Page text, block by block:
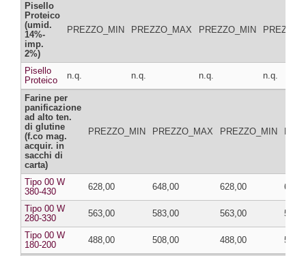
Pisello
Proteico
(umid.
14%-
imp.
2%)
PREZZO_MIN PREZZO_MAX PREZZO_MIN
Pisello
Proteico
n.q. n.q. n.q. n.q.
Farine per
panificazione
ad alto ten.
di glutine
(f.co mag.
acquir. in
sacchi di
carta)
PREZZO_MIN PREZZO_MAX PREZZO_MIN
Tipo 00 W
380-430
628,00 648,00 628,00
Tipo 00 W
280-330
563,00 583,00 563,00
Tipo 00 W
180-200
488,00 508,00 488,00